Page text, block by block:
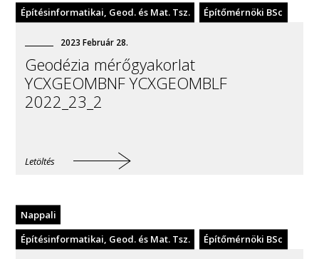
Építésinformatikai, Geod. és Mat. Tsz. Építőmérnöki BSc
2023 Február 28.
Geodézia mérőgyakorlat
YCXGEOMBNF YCXGEOMBLF
2022_23_2
Letöltés
Építésinformatikai, Geod. és Mat. Tsz. Építőmérnöki BSc
Nappali